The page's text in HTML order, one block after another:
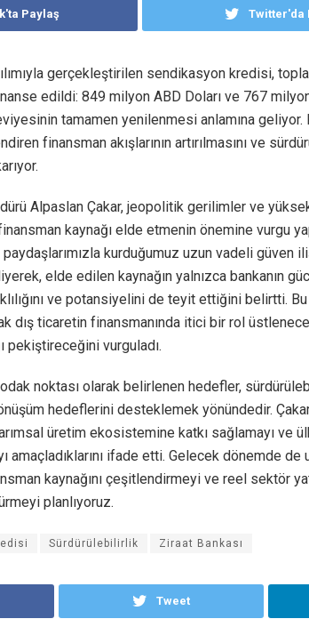
Paylaş Twitter'da
gerçekleştirilen sendikasyon kredisi,
edildi: 849 milyon ABD Doları ve 767
tamamen yenilenmesi anlamına geliyor.
finansman akışlarının artırılmasını ve
Alpaslan Çakar, jeopolitik gerilimler ve
kaynağı elde etmenin önemine vurgu
paydaşlarımızla kurduğumuz uzun vadeli
elde edilen kaynağın yalnızca bankanın
ve potansiyelini de teyit ettiğini belirtti.
dış ticaretin finansmanında itici bir rol
pekiştireceğini vurguladı.
noktası olarak belirlenen hedefler,
hedeflerini desteklemek yönündedir.
üretim ekosistemine katkı sağlamayı ve
amaçladıklarını ifade etti. Gelecek dönemde
kaynağını çeşitlendirmeyi ve reel sektör
planlıyoruz.
Sürdürülebilirlik Ziraat Bankası
Tweet